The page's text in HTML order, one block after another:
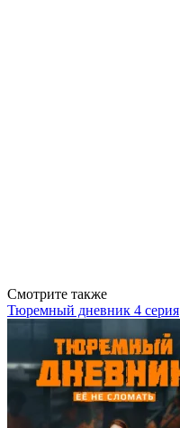
Смотрите также
Тюремный дневник 4 серия